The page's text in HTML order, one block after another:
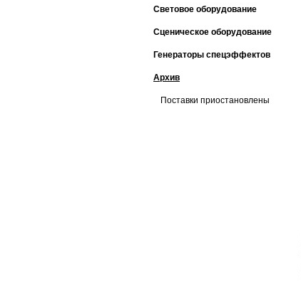
Световое оборудование
Сценическое оборудование
Генераторы спецэффектов
Архив
Поставки приостановлены